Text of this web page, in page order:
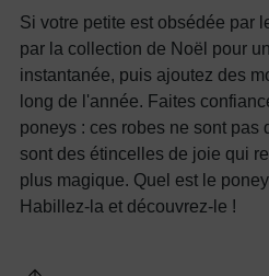
Si votre petite est obsédée par
par la collection de Noël pour
instantanée, puis ajoutez des
long de l'année. Faites
poneys : ces robes ne sont pas
sont des étincelles de joie qui
plus magique. Quel est le
Habillez-la et découvrez-le !